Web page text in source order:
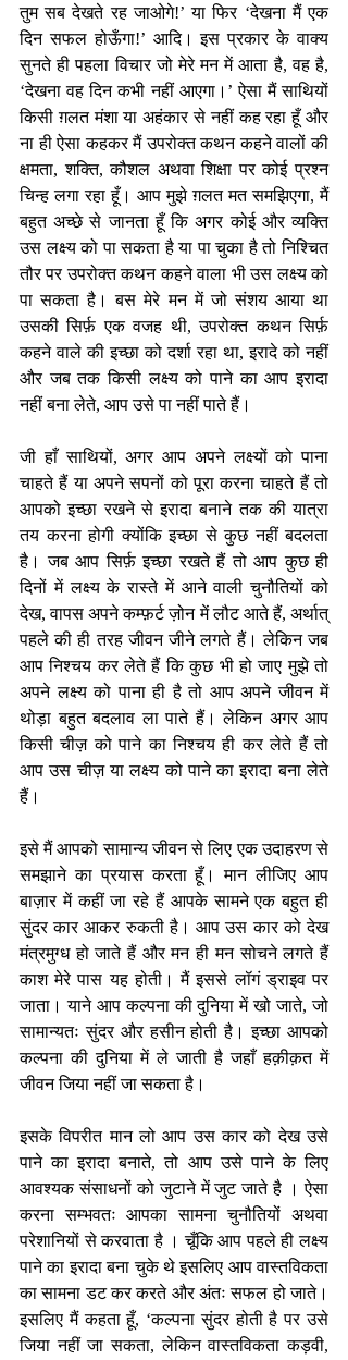
तुम सब देखते रह जाओगे!’ या फिर ‘देखना मैं एक
दिन सफल होऊँगा!’ आदि। इस प्रकार के वाक्य
सुनते ही पहला विचार जो मेरे मन में आता है, वह है,
‘देखना वह दिन कभी नहीं आएगा।’ ऐसा मैं साथियों
किसी ग़लत मंशा या अहंकार से नहीं कह रहा हूँ और
ना ही ऐसा कहकर मैं उपरोक्त कथन कहने वालों की
क्षमता, शक्ति, कौशल अथवा शिक्षा पर कोई प्रश्न
चिन्ह लगा रहा हूँ। आप मुझे ग़लत मत समझिएगा, मैं
बहुत अच्छे से जानता हूँ कि अगर कोई और व्यक्ति
उस लक्ष्य को पा सकता है या पा चुका है तो निश्चित
तौर पर उपरोक्त कथन कहने वाला भी उस लक्ष्य को
पा सकता है। बस मेरे मन में जो संशय आया था
उसकी सिर्फ़ एक वजह थी, उपरोक्त कथन सिर्फ़
कहने वाले की इच्छा को दर्शा रहा था, इरादे को नहीं
और जब तक किसी लक्ष्य को पाने का आप इरादा
नहीं बना लेते, आप उसे पा नहीं पाते हैं।
जी हाँ साथियों, अगर आप अपने लक्ष्यों को पाना
चाहते हैं या अपने सपनों को पूरा करना चाहते हैं तो
आपको इच्छा रखने से इरादा बनाने तक की यात्रा
तय करना होगी क्योंकि इच्छा से कुछ नहीं बदलता
है। जब आप सिर्फ़ इच्छा रखते हैं तो आप कुछ ही
दिनों में लक्ष्य के रास्ते में आने वाली चुनौतियों को
देख, वापस अपने कम्फ़र्ट ज़ोन में लौट आते हैं, अर्थात्
पहले की ही तरह जीवन जीने लगते हैं। लेकिन जब
आप निश्चय कर लेते हैं कि कुछ भी हो जाए मुझे तो
अपने लक्ष्य को पाना ही है तो आप अपने जीवन में
थोड़ा बहुत बदलाव ला पाते हैं। लेकिन अगर आप
किसी चीज़ को पाने का निश्चय ही कर लेते हैं तो
आप उस चीज़ या लक्ष्य को पाने का इरादा बना लेते
हैं।
इसे मैं आपको सामान्य जीवन से लिए एक उदाहरण से
समझाने का प्रयास करता हूँ। मान लीजिए आप
बाज़ार में कहीं जा रहे हैं आपके सामने एक बहुत ही
सुंदर कार आकर रुकती है। आप उस कार को देख
मंत्रमुग्ध हो जाते हैं और मन ही मन सोचने लगते हैं
काश मेरे पास यह होती। मैं इससे लॉगं ड्राइव पर
जाता। याने आप कल्पना की दुनिया में खो जाते, जो
सामान्यतः सुंदर और हसीन होती है। इच्छा आपको
कल्पना की दुनिया में ले जाती है जहाँ हक़ीक़त में
जीवन जिया नहीं जा सकता है।
इसके विपरीत मान लो आप उस कार को देख उसे
पाने का इरादा बनाते, तो आप उसे पाने के लिए
आवश्यक संसाधनों को जुटाने में जुट जाते है । ऐसा
करना सम्भवतः आपका सामना चुनौतियों अथवा
परेशानियों से करवाता है । चूँकि आप पहले ही लक्ष्य
पाने का इरादा बना चुके थे इसलिए आप वास्तविकता
का सामना डट कर करते और अंतः सफल हो जाते।
इसलिए मैं कहता हूँ, ‘कल्पना सुंदर होती है पर उसे
जिया नहीं जा सकता, लेकिन वास्तविकता कड़वी,